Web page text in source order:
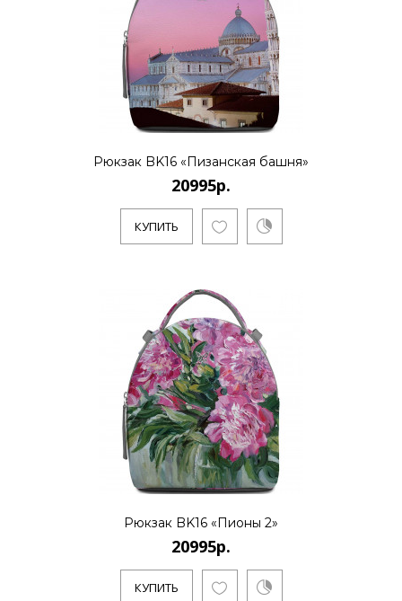
20995р.
..
20995р.
Художник Дмитрий Кустанович, живет и
работает в Санкт-Петербурге. Является
основателем нового стиля..
КУПИТЬ
Рюкзак BK16 «Пизанская башня»
20995р.
КУПИТЬ
Рюкзак BK16 «Пионы 2»
20995р.
КУПИТЬ